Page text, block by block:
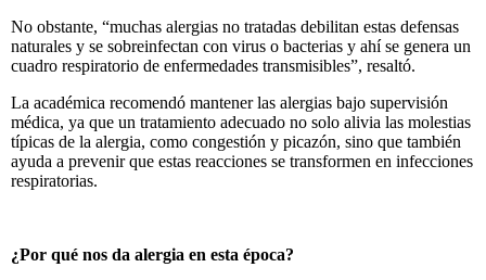
No obstante, “muchas alergias no tratadas debilitan estas defensas
naturales y se sobreinfectan con virus o bacterias y ahí se genera un
cuadro respiratorio de enfermedades transmisibles”, resaltó.
La académica recomendó mantener las alergias bajo supervisión
médica, ya que un tratamiento adecuado no solo alivia las molestias
típicas de la alergia, como congestión y picazón, sino que también
ayuda a prevenir que estas reacciones se transformen en infecciones
respiratorias.
¿Por qué nos da alergia en esta época?